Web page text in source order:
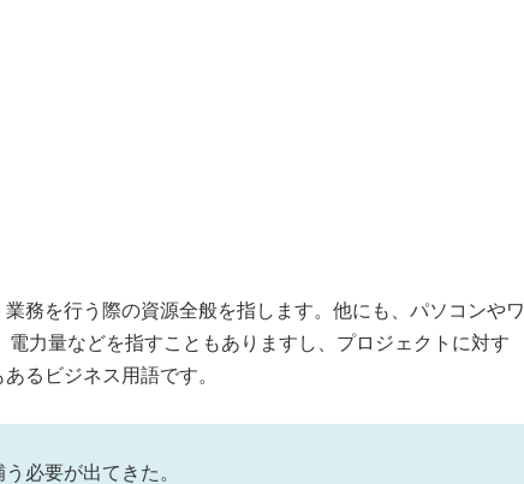
務を行う際の資源全般を指します。他にも、パソコンやワ
力量などを指すこともありますし、プロジェクトに対す
るビジネス用語です。
必要が出てきた。